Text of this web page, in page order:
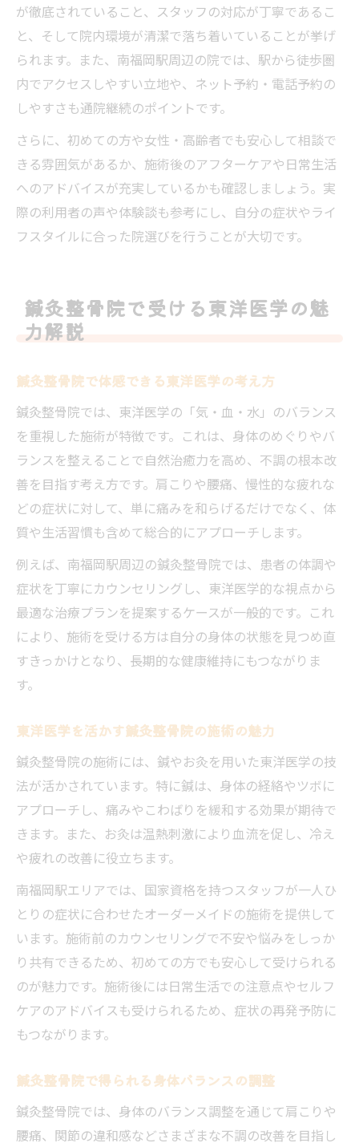
が徹底されていること、スタッフの対応が丁寧であるこ
と、そして院内環境が清潔で落ち着いていることが挙げ
られます。また、南福岡駅周辺の院では、駅から徒歩圏
内でアクセスしやすい立地や、ネット予約・電話予約の
しやすさも通院継続のポイントです。
さらに、初めての方や女性・高齢者でも安心して相談で
きる雰囲気があるか、施術後のアフターケアや日常生活
へのアドバイスが充実しているかも確認しましょう。実
際の利用者の声や体験談も参考にし、自分の症状やライ
フスタイルに合った院選びを行うことが大切です。
鍼灸整骨院で受ける東洋医学の魅
力解説
鍼灸整骨院で体感できる東洋医学の考え方
鍼灸整骨院では、東洋医学の「気・血・水」のバランス
を重視した施術が特徴です。これは、身体のめぐりやバ
ランスを整えることで自然治癒力を高め、不調の根本改
善を目指す考え方です。肩こりや腰痛、慢性的な疲れな
どの症状に対して、単に痛みを和らげるだけでなく、体
質や生活習慣も含めて総合的にアプローチします。
例えば、南福岡駅周辺の鍼灸整骨院では、患者の体調や
症状を丁寧にカウンセリングし、東洋医学的な視点から
最適な治療プランを提案するケースが一般的です。これ
により、施術を受ける方は自分の身体の状態を見つめ直
すきっかけとなり、長期的な健康維持にもつながりま
す。
東洋医学を活かす鍼灸整骨院の施術の魅力
鍼灸整骨院の施術には、鍼やお灸を用いた東洋医学の技
法が活かされています。特に鍼は、身体の経絡やツボに
アプローチし、痛みやこわばりを緩和する効果が期待で
きます。また、お灸は温熱刺激により血流を促し、冷え
や疲れの改善に役立ちます。
南福岡駅エリアでは、国家資格を持つスタッフが一人ひ
とりの症状に合わせたオーダーメイドの施術を提供して
います。施術前のカウンセリングで不安や悩みをしっか
り共有できるため、初めての方でも安心して受けられる
のが魅力です。施術後には日常生活での注意点やセルフ
ケアのアドバイスも受けられるため、症状の再発予防に
もつながります。
鍼灸整骨院で得られる身体バランスの調整
鍼灸整骨院では、身体のバランス調整を通じて肩こりや
腰痛、関節の違和感などさまざまな不調の改善を目指し